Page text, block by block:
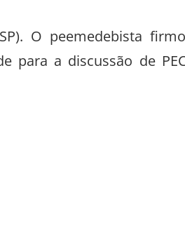
O peemedebista
para a discussão de